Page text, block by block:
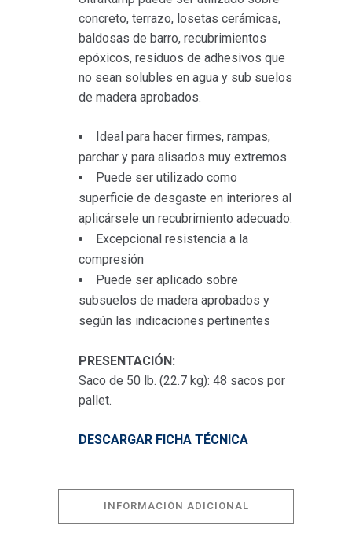
concreto, terrazo, losetas cerámicas,
baldosas de barro, recubrimientos
epóxicos, residuos de adhesivos que
no sean solubles en agua y sub suelos
de madera aprobados.
Ideal para hacer firmes, rampas,
parchar y para alisados muy extremos
Puede ser utilizado como
superficie de desgaste en interiores al
aplicársele un recubrimiento adecuado.
Excepcional resistencia a la
compresión
Puede ser aplicado sobre
subsuelos de madera aprobados y
según las indicaciones pertinentes
PRESENTACIÓN:
Saco de 50 lb. (22.7 kg): 48 sacos por
pallet.
DESCARGAR FICHA TÉCNICA
INFORMACIÓN ADICIONAL